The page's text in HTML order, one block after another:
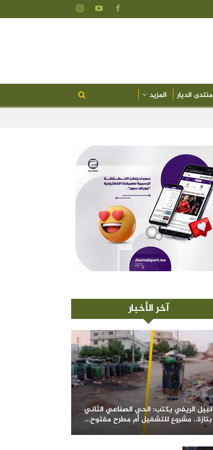
منتدى الديار المزيد
آخر الأخبار
نبيل الريفي يكتب: الحي الصناعي الثاني
بتازة.. مشروع للتشغيل أم مطرح مفتوح…